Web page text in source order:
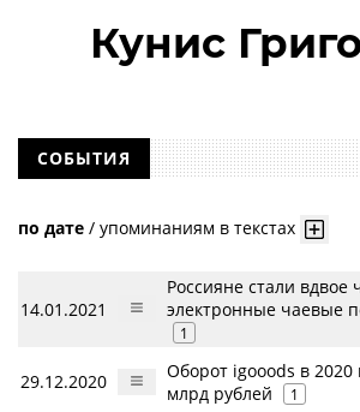
Кунис
СОБЫТИЯ
по дате / упоминаниям в текстах
14.01.2021
Россияне стали вдвое
электронные чаевые
1
29.12.2020
Оборот igooods в 2020
млрд рублей
1